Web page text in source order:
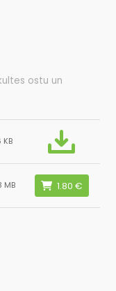
ostu un
KB
MB